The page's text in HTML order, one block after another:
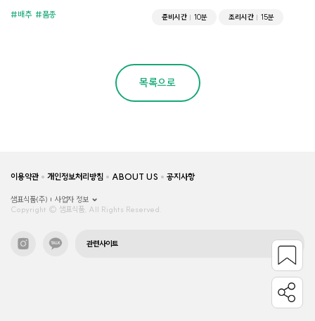
배추 품종 준비시간 10분 조리시간 15분
목록으로
이용약관 개인정보처리방침 ABOUT US 공지사항
샘표식품(주)
사업자 정보
Copyright © 샘표식품, All Rights Reserved.
관련사이트